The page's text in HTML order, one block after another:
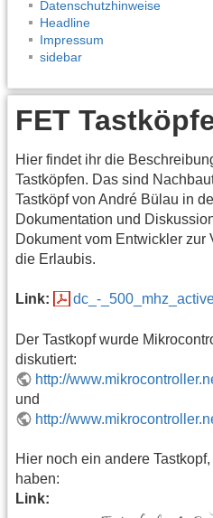
Datenschutzhinweise
Headline
Impressum
sidebar
FET
Hier findet ihr die
Tastköpfen. Das sind
Tastköpf von André Bülau in
Dokumentation und
Dokument vom Entwickler zur
die Erlaubis.
Link: dc_-
Der Tastkopf wurde
diskutiert:
http://
und
http://
Hier noch ein andere
haben:
Link: